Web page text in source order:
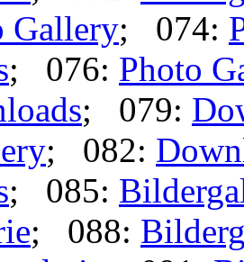
Gallery; 074:
; 076: Photo
; 079:
; 082:
; 085:
; 088: